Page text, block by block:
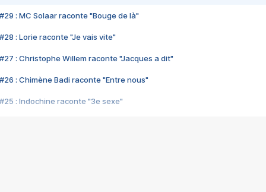
#29 : MC Solaar raconte "Bouge de là"
#28 : Lorie raconte "Je vais vite"
#27 : Christophe Willem raconte "Jacques a dit"
#26 : Chimène Badi raconte "Entre nous"
#25 : Indochine raconte "3e sexe"